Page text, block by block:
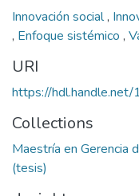
Innovación social,
, Enfoque sistémico ,
URI
https://
Collections
Maestría en Gerencia
(tesis)